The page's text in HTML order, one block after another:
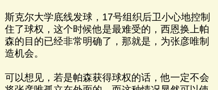
斯克尔大学底线发球，17号组织后卫小心地控制
住了球权，这个时候他是最难受的，西恩换上帕
森的目的已经非常明确了，那就是，为张彦唯制
造机会。
可以想见，若是帕森获得球权的话，他一定不会